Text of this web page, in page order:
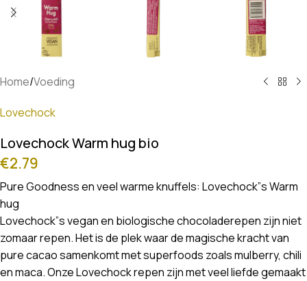
Home/Voeding
Lovechock
Lovechock Warm hug bio
€2.79
Pure Goodness en veel warme knuffels: Lovechock”s Warm
hug
Lovechock”s vegan en biologische chocoladerepen zijn niet
zomaar repen. Het is de plek waar de magische kracht van
pure cacao samenkomt met superfoods zoals mulberry, chili
en maca. Onze Lovechock repen zijn met veel liefde gemaakt